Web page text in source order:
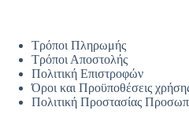
Τρόποι Πληρωμής
Τρόποι Αποστολής
Πολιτική Επιστροφών
Όροι και Προϋποθέσεις
Πολιτική Προστασίας